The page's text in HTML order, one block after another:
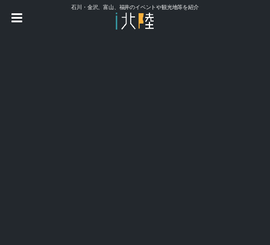
石川・金沢、富山、福井のイベントや観光地等を紹介